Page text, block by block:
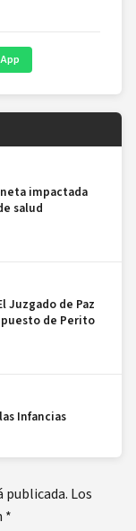
impactada
salud
Juzgado de Paz
de Perito
Infancias
publicada. Los
*